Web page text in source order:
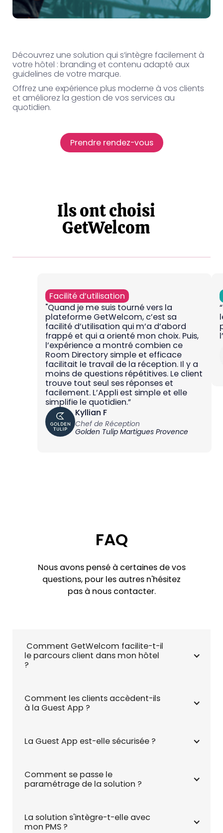
Découvrez une solution qui s’intègre facilement à
votre hôtel : branding et contenu adapté aux
guidelines de votre marque.
Offrez une expérience plus moderne à vos clients
et améliorez la gestion de vos services au
quotidien.
Prendre rendez-vous
Ils ont choisi
GetWelcom
Facilité d’utilisation
"Quand je me suis tourné vers la
plateforme GetWelcom, c’est sa
facilité d’utilisation qui m’a d’abord
frappé et qui a orienté mon choix. Puis,
l’expérience a montré combien ce
Room Directory simple et efficace
facilitait le travail de la réception. Il y a
moins de questions répétitives. Le client
trouve tout seul ses réponses et
facilement. L’Appli est simple et elle
simplifie le quotidien.”
Kyllian F
Chef de Réception
Golden Tulip Martigues Provence
FAQ
Nous avons pensé à certaines de vos
questions, pour les autres n'hésitez
pas à nous contacter.
le parcours client dans mon hôtel
?
Comment les clients accèdent-ils
à la Guest App ?
La Guest App est-elle sécurisée ?
Comment se passe le
paramétrage de la solution ?
La solution s'intègre-t-elle avec
mon PMS ?